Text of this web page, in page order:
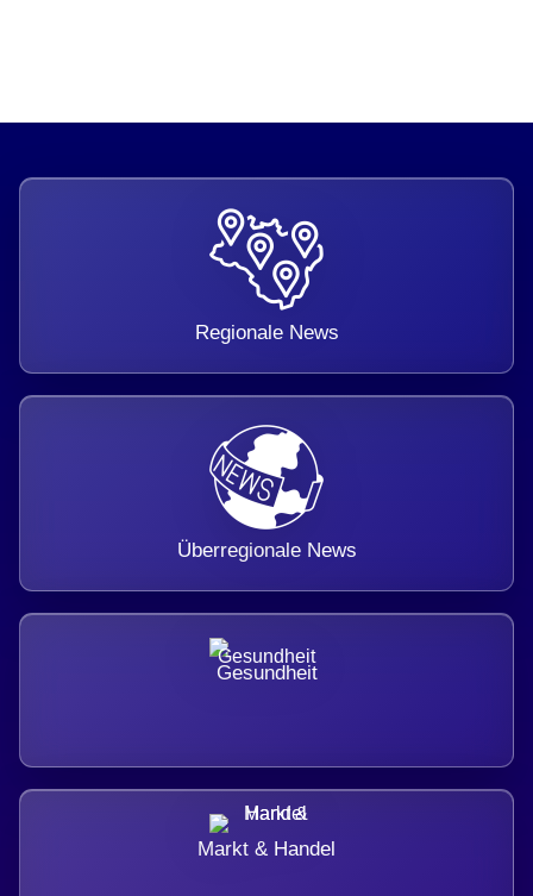
Regionale News
Überregionale News
Gesundheit
Markt & Handel